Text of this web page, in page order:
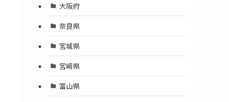
大阪府
奈良県
宮城県
宮崎県
富山県